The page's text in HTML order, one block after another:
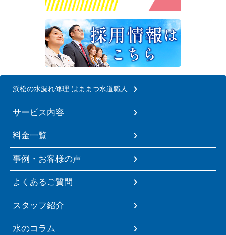
浜松の水漏れ修理 はままつ水道職人
サービス内容
料金一覧
事例・お客様の声
よくあるご質問
スタッフ紹介
水のコラム